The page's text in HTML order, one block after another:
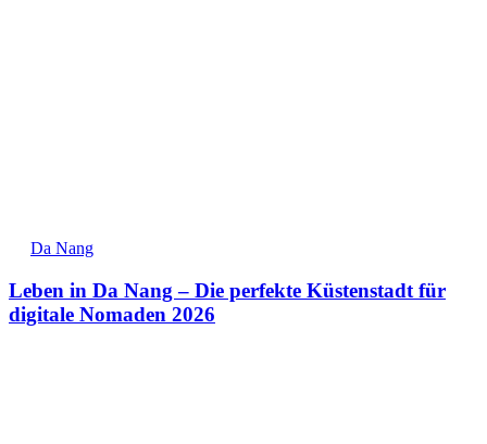
Da Nang
Leben in Da Nang – Die perfekte Küstenstadt für
digitale Nomaden 2026